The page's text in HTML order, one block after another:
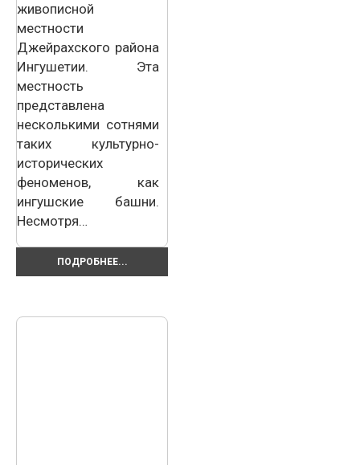
живописной
местности
Джейрахского района
Ингушетии. Эта
местность
представлена
несколькими сотнями
таких культурно-
исторических
феноменов, как
ингушские башни.
Несмотря…
ПОДРОБНЕЕ...